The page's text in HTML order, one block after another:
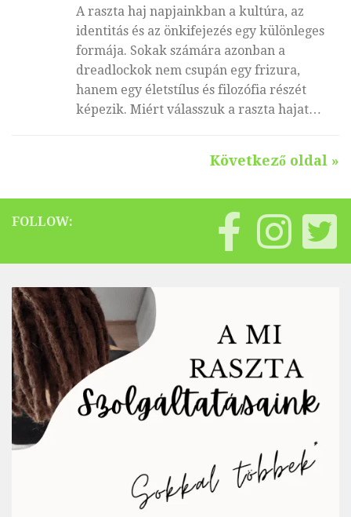
A raszta haj napjainkban a kultúra, az
identitás és az önkifejezés egy különleges
formája. Sokak számára azonban a
dreadlockok nem csupán egy frizura,
hanem egy életstílus és filozófia részét
képezik. Miért válasszuk a raszta hajat…
Következő oldal »
FOLLOW: